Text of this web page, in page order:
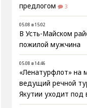
предлогом
3
05.08 в 15:02
В Усть-Майском
пожилой мужчина
05.08 в 14:46
«Ленатурфлот» на
ведущий речной
Якутии уходит под